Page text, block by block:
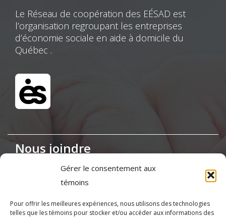
Gérer le consentement aux
témoins
Pour offrir les meilleures expériences, nous utilisons des technologies
telles que les témoins pour stocker et/ou accéder aux informations des
Le Réseau de coopération des EÉSAD est
l’organisation regroupant les entreprises
d’économie sociale en aide à domicile du
Québec .
Nous joindre
Maison de la Coopération,
155, boul. Charest Est, bureau 120, Québec